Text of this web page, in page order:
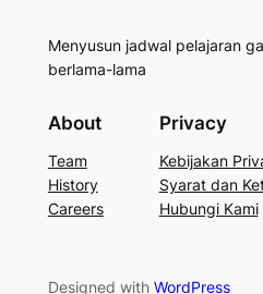
Menyusun jadwal pelajaran
berlama-lama
About
Team
History
Careers
Privacy
Kebijakan
Syarat dan
Hubungi Kami
Designed with WordPress